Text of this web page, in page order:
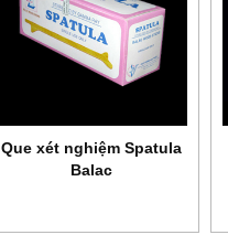
Que xét nghiệm Spatula
Balac